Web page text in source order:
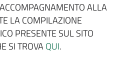
ALLA
LA COMPILAZIONE
PRESENTE SUL SITO
SI TROVA QUI.